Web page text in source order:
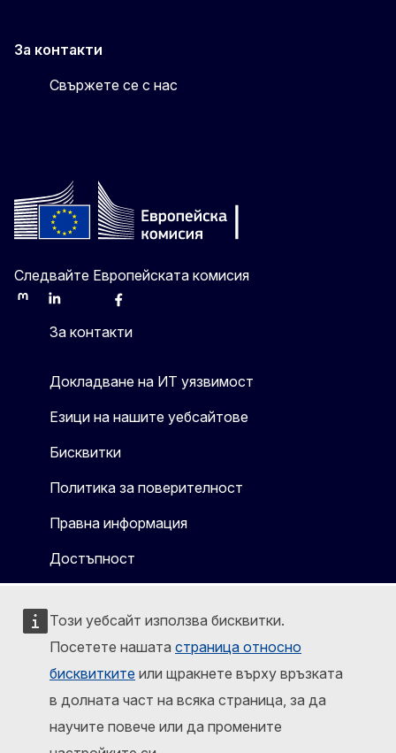
Този уебсайт използва бисквитки.
Посетете нашата страница относно
бисквитките или щракнете върху връзката
в долната част на всяка страница, за да
научите повече или да промените
За контакти
Свържете се с нас
Следвайте Европейската комисия
MastodonLinkedInBlueskyFacebook
За контакти
Докладване на ИТ уязвимост
Езици на нашите уебсайтове
Бисквитки
Политика за поверителност
Правна информация
Достъпност